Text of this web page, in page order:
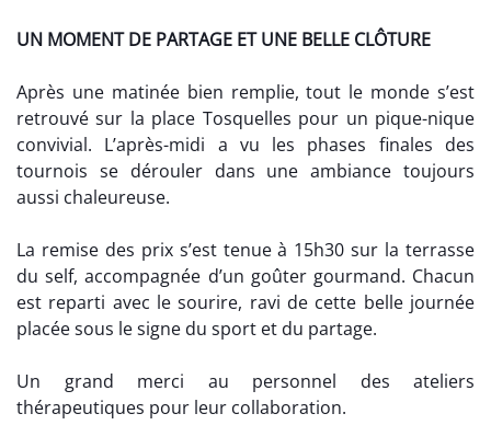
UN MOMENT DE PARTAGE ET UNE BELLE CLÔTURE
Après une matinée bien remplie, tout le monde s’est
retrouvé sur la place Tosquelles pour un pique-nique
convivial. L’après-midi a vu les phases finales des
tournois se dérouler dans une ambiance toujours
aussi chaleureuse.
La remise des prix s’est tenue à 15h30 sur la terrasse
du self, accompagnée d’un goûter gourmand. Chacun
est reparti avec le sourire, ravi de cette belle journée
placée sous le signe du sport et du partage.
Un grand merci au personnel des ateliers
thérapeutiques pour leur collaboration.